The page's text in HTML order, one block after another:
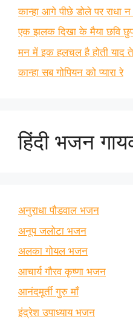
कान्हा आगे पीछे डोले पर राधा न
एक झलक दिखा के मैया छवि
मन में इक हलचल है होती याद
कान्हा सब गोपियन को प्यारा रे
हिंदी भजन
अनुराधा पौडवाल भजन
अनूप जलोटा भजन
अलका गोयल भजन
आचार्य गौरव कृष्णा भजन
आनंदमूर्ती गुरु माँ
इंद्रेश उपाध्याय भजन